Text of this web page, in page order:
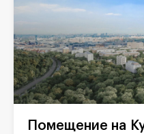
Помещение на